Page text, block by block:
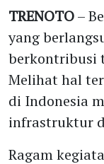
TRENOTO–
yang
berkontribusi
Melihat hal
di Indonesia
infrastruktur
Ragam